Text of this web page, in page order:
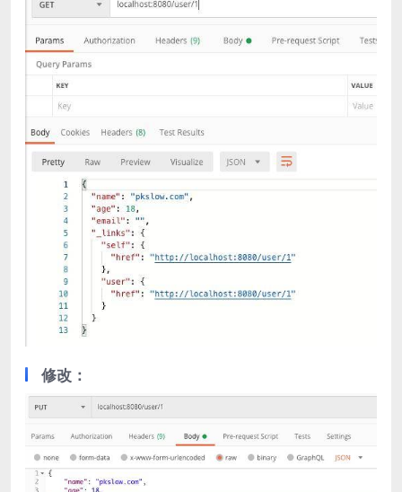
修改：